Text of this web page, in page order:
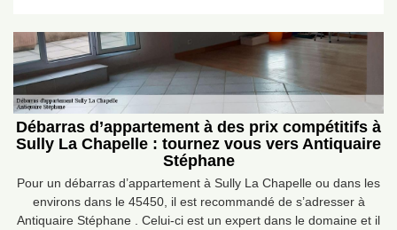
Débarras d’appartement à des prix compétitifs à
Sully La Chapelle : tournez vous vers Antiquaire
Stéphane
Pour un débarras d’appartement à Sully La Chapelle ou dans les
environs dans le 45450, il est recommandé de s’adresser à
Antiquaire Stéphane . Celui-ci est un expert dans le domaine et il